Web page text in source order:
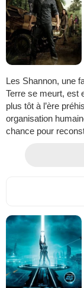
Les Shannon, une
Terre se meurt, est
plus tôt à l’ère
organisation
chance pour